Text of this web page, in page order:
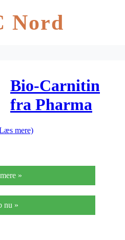
Nord
Bio-Carnitin
fra Pharma
Nord – 250 mg
mere)
»
nu »